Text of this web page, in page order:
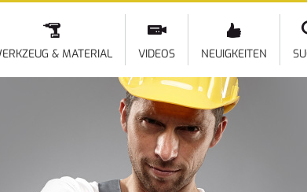
& MATERIAL VIDEOS NEUIGKEITEN